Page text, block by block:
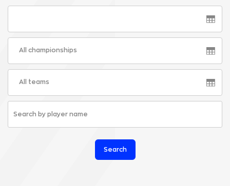
All championships
All teams
Search